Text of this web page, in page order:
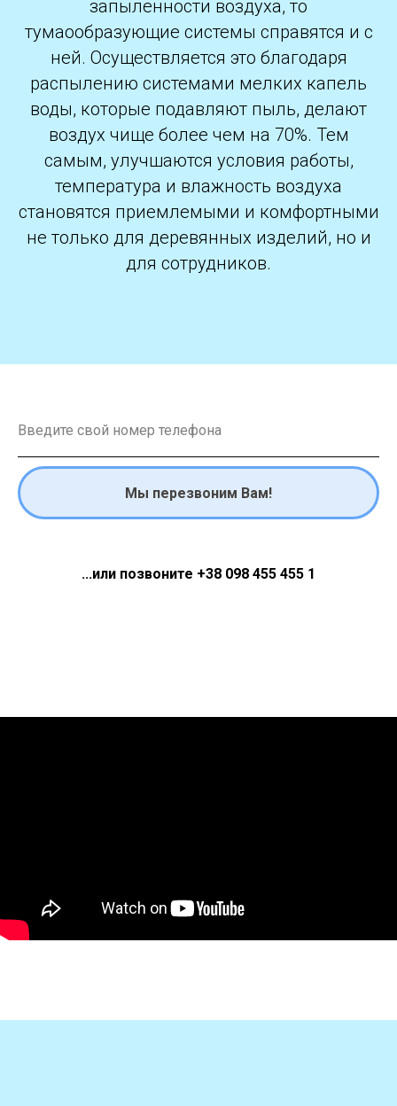
запыленности воздуха, то
тумаообразующие системы справятся и с
ней. Осуществляется это благодаря
распылению системами мелких капель
воды, которые подавляют пыль, делают
воздух чище более чем на 70%. Тем
самым, улучшаются условия работы,
температура и влажность воздуха
становятся приемлемыми и комфортными
не только для деревянных изделий, но и
для сотрудников.
Мы перезвоним Вам!
...или позвоните +38 098 455 455 1